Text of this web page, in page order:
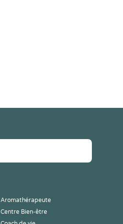
Aromathérapeute
Centre Bien-être